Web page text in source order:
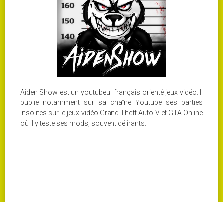
Aiden Show est un youtubeur français orienté jeux vidéo. Il
publie notamment sur sa chaîne Youtube ses parties
insolites sur le jeux vidéo Grand Theft Auto V et GTA Online
où il y teste ses mods, souvent délirants.